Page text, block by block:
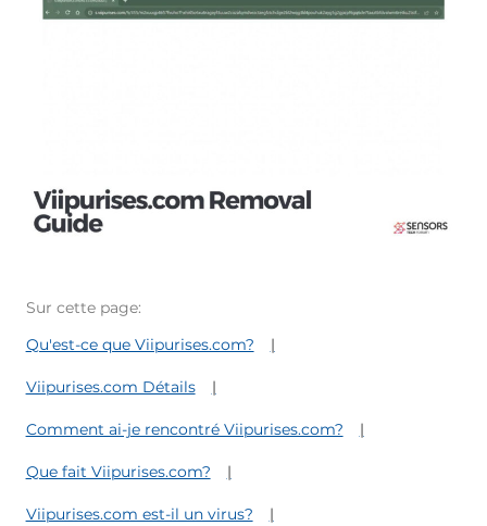
Sur cette page:
Qu'est-ce que Viipurises.com?
Viipurises.com Détails
Comment ai-je rencontré Viipurises.com?
Que fait Viipurises.com?
Viipurises.com est-il un virus?